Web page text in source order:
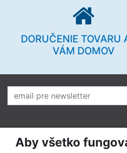
Aby všetko
DORUČENIE TOVARU
VÁM DOMOV
O nás